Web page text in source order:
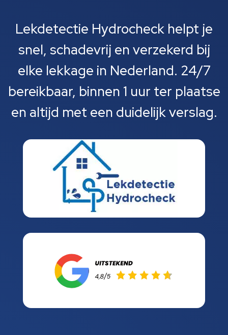
Lekdetectie Hydrocheck helpt je
snel, schadevrij en verzekerd bij
elke lekkage in Nederland. 24/7
bereikbaar, binnen 1 uur ter plaatse
en altijd met een duidelijk verslag.